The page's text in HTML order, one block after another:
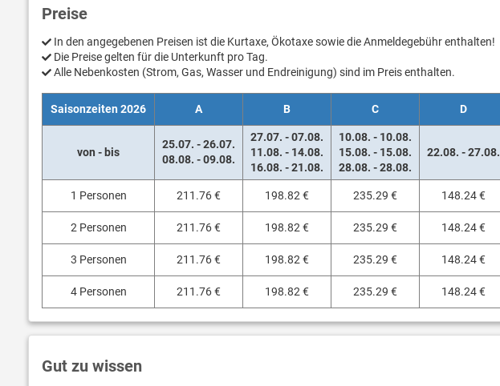
Preise
In den angegebenen Preisen ist die Kurtaxe, Ökotaxe sowie die Anmeldegebühr enthalten!
Die Preise gelten für die Unterkunft pro Tag.
Alle Nebenkosten (Strom, Gas, Wasser und Endreinigung) sind im Preis enthalten.
Saisonzeiten 2026 A B C D
von - bis
25.07. - 26.07.
08.08. - 09.08.
27.07. - 07.08.
11.08. - 14.08.
16.08. - 21.08.
10.08. - 10.08.
15.08. - 15.08.
28.08. - 28.08.
22.08. - 27.08.
1 Personen 211.76 € 198.82 € 235.29 € 148.24 €
2 Personen 211.76 € 198.82 € 235.29 € 148.24 €
3 Personen 211.76 € 198.82 € 235.29 € 148.24 €
4 Personen 211.76 € 198.82 € 235.29 € 148.24 €
Gut zu wissen